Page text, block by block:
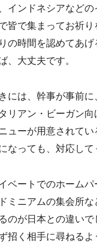
インドネシアなど
皆で集まってお祈
の時間を認めてあ
、大丈夫です。
には、幹事が事前
リアン・ビーガン
ューが用意されて
なっても、対応して
ベートでのホーム
ミニアムの集会所
のが日本との違い
招く相手に尋ねるよ